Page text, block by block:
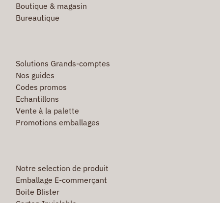
Boutique & magasin
Bureautique
Solutions Grands-comptes
Nos guides
Codes promos
Echantillons
Vente à la palette
Promotions emballages
Notre selection de produit
Emballage E-commerçant
Boite Blister